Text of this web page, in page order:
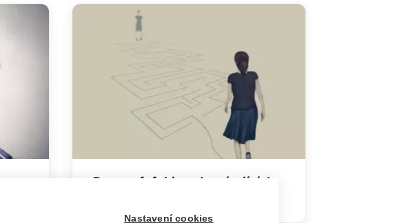
Dysmorfofobie u dospívajících
Nastavení cookies